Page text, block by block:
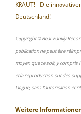
KRAUT! - Die
Deutschland!
Copyright © Bear Family
publication ne peut être
moyen que ce soit, y compris
et la reproduction sur des
langue, sans l'autorisation
Weitere